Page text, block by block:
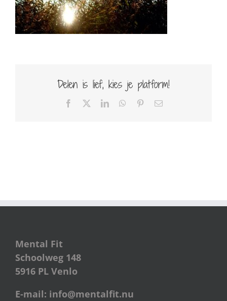
Delen is lief, kies je platform!
Facebook LinkedInWhatsApp
Pinterest
E-
Mental Fit
Schoolweg 148
5916 PL Venlo
E-mail: info@mentalfit.nu